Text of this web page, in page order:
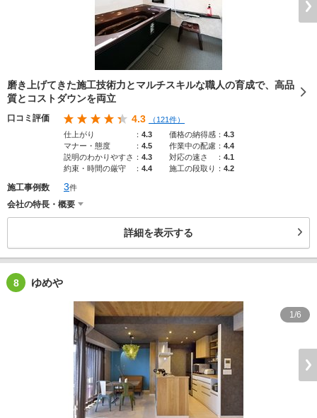
磨き上げてきた施工技術力とマルチスキルな職人の育成で、高品
質とコストダウンを両立
口コミ評価 4.3
（121件）
仕上がり
： 4.3 価格の納得感 ： 4.3
マナー・態度
： 4.5 作業中の配慮 ： 4.4
説明のわかりやすさ ： 4.3 対応の速さ ： 4.1
約束・時間の厳守
： 4.4 施工の段取り ： 4.2
施工事例数 3件
会社の特長・概要
詳細を表示する
8 ゆめや
1/6